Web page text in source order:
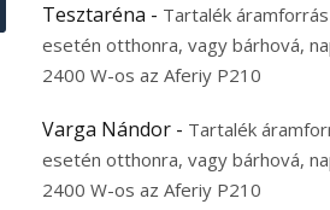
óriásmonitor olcsón, 120
000 Ft-ért – itt a TITAN
ARMY C49SHC
2026. augusztus 7.
Tesztaréna - Tartalék
esetén otthonra, vagy bárhová,
2400 W-os az Aferiy P210
Varga Nándor - Tartalék
esetén otthonra, vagy bárhová,
2400 W-os az Aferiy P210